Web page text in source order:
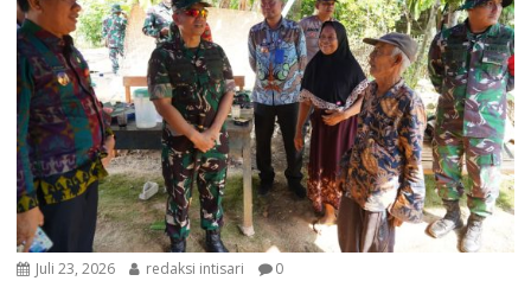
Juli 23, 2026 redaksi intisari 0